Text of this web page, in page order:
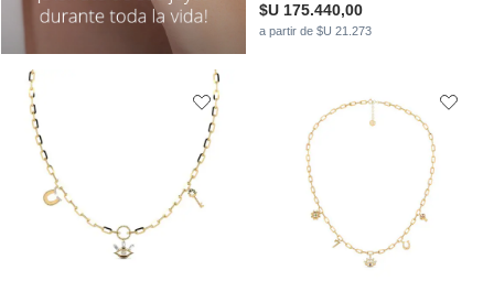
$U 175.440,00
a partir de $U 21.273